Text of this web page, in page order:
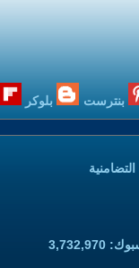
بنترست بلوكر